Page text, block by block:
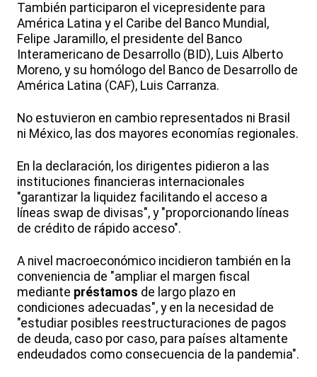
También participaron el vicepresidente para
América Latina y el Caribe del Banco Mundial,
Felipe Jaramillo, el presidente del Banco
Interamericano de Desarrollo (BID), Luis Alberto
Moreno, y su homólogo del Banco de Desarrollo de
América Latina (CAF), Luis Carranza.
No estuvieron en cambio representados ni Brasil
ni México, las dos mayores economías regionales.
En la declaración, los dirigentes pidieron a las
instituciones financieras internacionales
"garantizar la liquidez facilitando el acceso a
líneas swap de divisas", y "proporcionando líneas
de crédito de rápido acceso".
A nivel macroeconómico incidieron también en la
conveniencia de "ampliar el margen fiscal
mediante préstamos de largo plazo en
condiciones adecuadas", y en la necesidad de
"estudiar posibles reestructuraciones de pagos
de deuda, caso por caso, para países altamente
endeudados como consecuencia de la pandemia".